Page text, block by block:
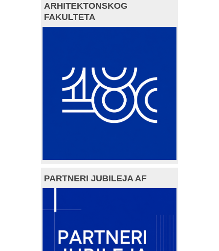
ARHITEKTONSKOG
FAKULTETA
PARTNERI JUBILEJA AF